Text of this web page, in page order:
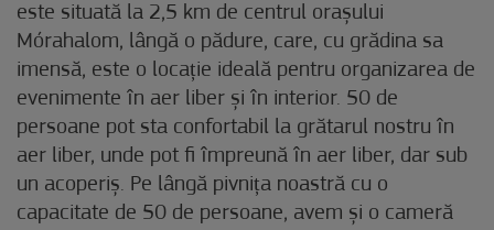
este situată la 2,5 km de centrul orașului
Mórahalom, lângă o pădure, care, cu grădina sa
imensă, este o locație ideală pentru organizarea de
evenimente în aer liber și în interior. 50 de
persoane pot sta confortabil la grătarul nostru în
aer liber, unde pot fi împreună în aer liber, dar sub
un acoperiș. Pe lângă pivnița noastră cu o
capacitate de 50 de persoane, avem și o cameră